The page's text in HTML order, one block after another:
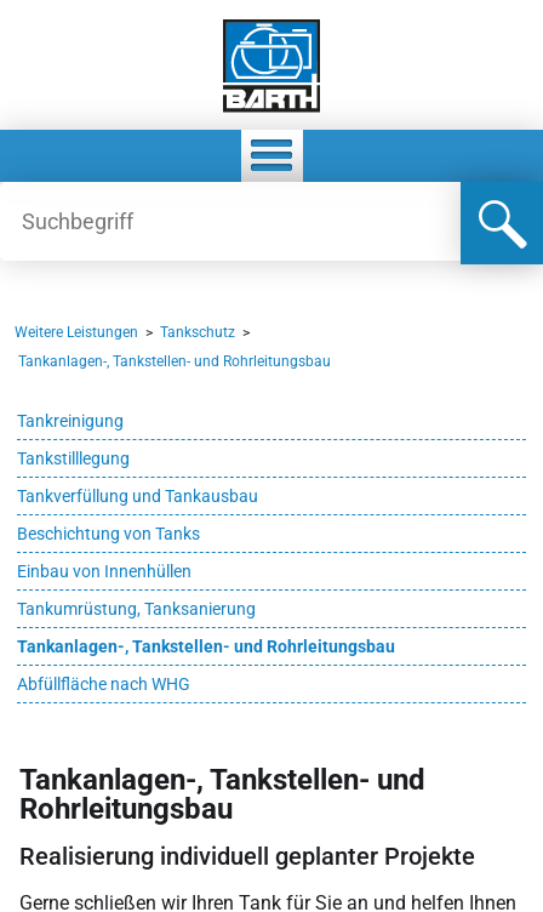
Weitere Leistungen > Tankschutz >
Tankanlagen-, Tankstellen- und Rohrleitungsbau
Tankreinigung
Tankstilllegung
Tankverfüllung und Tankausbau
Beschichtung von Tanks
Einbau von Innenhüllen
Tankumrüstung, Tanksanierung
Tankanlagen-, Tankstellen- und Rohrleitungsbau
Abfüllfläche nach WHG
Tankanlagen-, Tankstellen- und
Rohrleitungsbau
Realisierung individuell geplanter Projekte
Gerne schließen wir Ihren Tank für Sie an und helfen Ihnen